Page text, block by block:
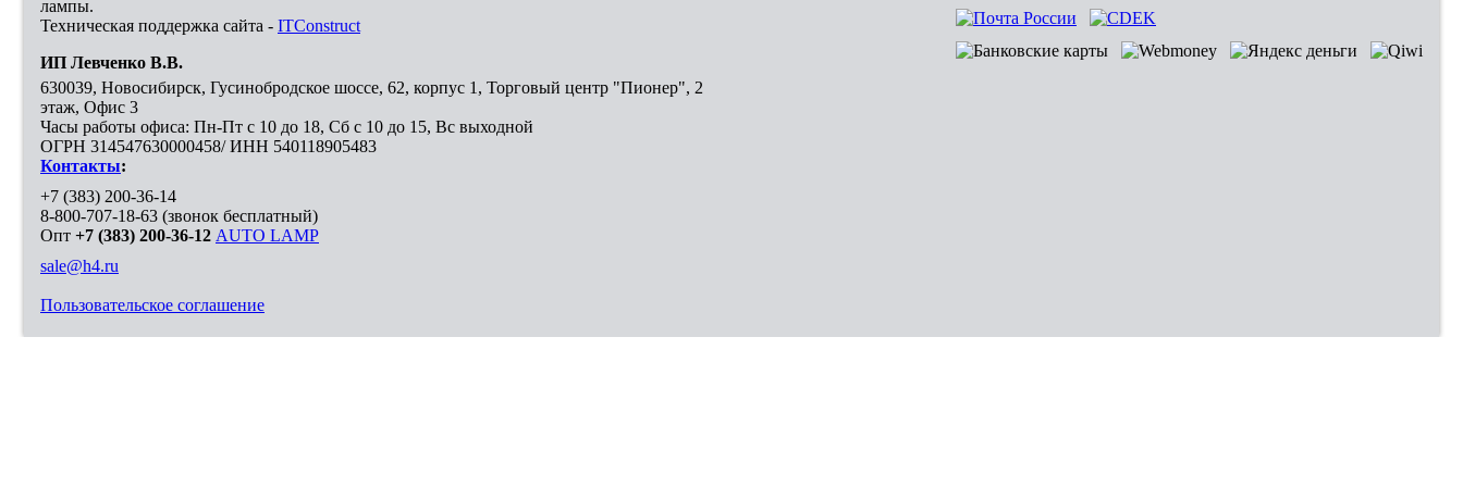
лампы.
Техническая поддержка сайта - ITConstruct
ИП Левченко В.В.
630039, Новосибирск, Гусинобродское шоссе, 62, корпус 1, Торговый центр "Пионер", 2
этаж, Офис 3
Часы работы офиса: Пн-Пт с 10 до 18, Сб с 10 до 15, Вс выходной
ОГРН 314547630000458/ ИНН 540118905483
Контакты:
+7 (383) 200-36-14
8-800-707-18-63 (звонок бесплатный)
Опт +7 (383) 200-36-12 AUTO LAMP
sale@h4.ru
Пользовательское соглашение